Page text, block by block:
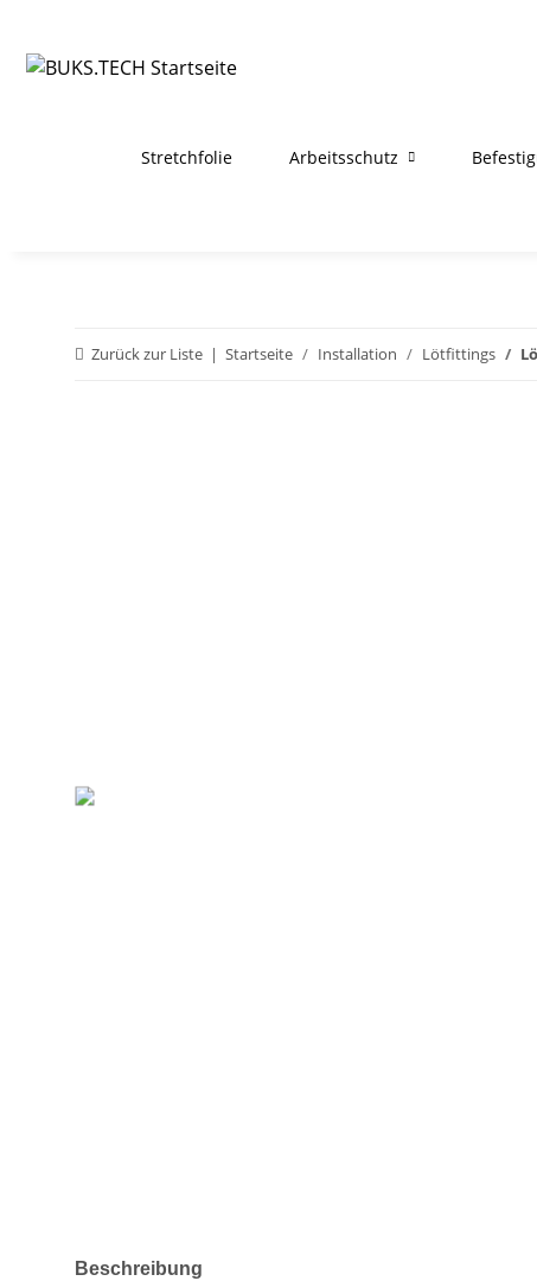
Stretchfolie Arbeitsschutz
Zurück zur Liste Startseite Installation Lötfittings
weitere Registerkarten anzeigen
Beschreibung